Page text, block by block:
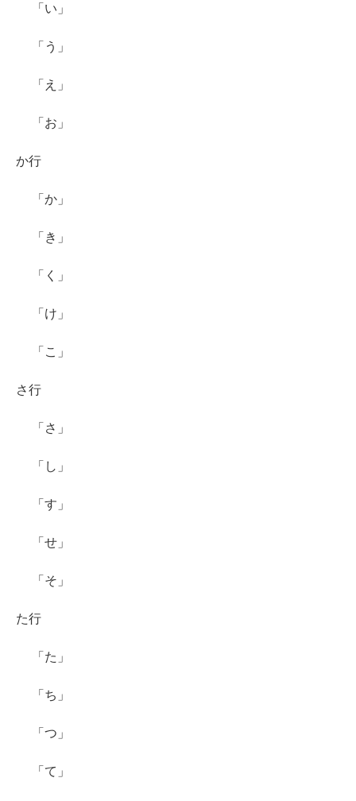
「い」
「う」
「え」
「お」
か行
「か」
「き」
「く」
「け」
「こ」
さ行
「さ」
「し」
「す」
「せ」
「そ」
た行
「た」
「ち」
「つ」
「て」